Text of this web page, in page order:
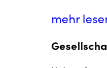
mehr